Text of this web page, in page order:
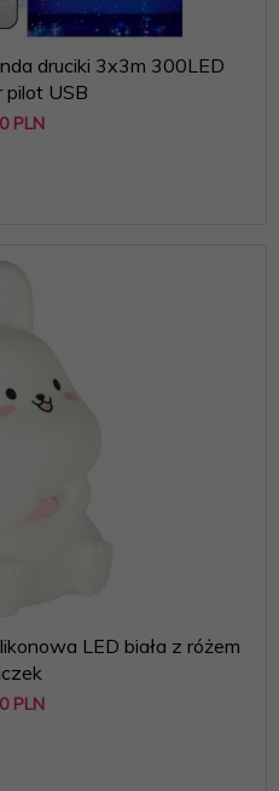
druciki 3x3m 300LED
pilot USB
PLN
LED biała z różem
PLN